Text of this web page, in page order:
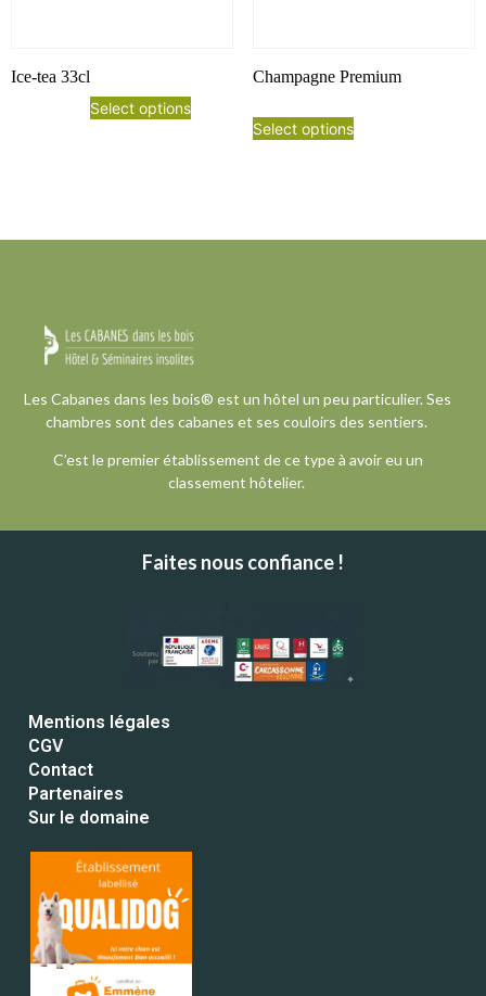
Ice-tea 33cl
Select options
Champagne Premium
Select options
Les Cabanes dans les bois® est un hôtel un peu particulier. Ses
chambres sont des cabanes et ses couloirs des sentiers.
C’est le premier établissement de ce type à avoir eu un
classement hôtelier.
Faites nous confiance !
Mentions légales
CGV
Contact
Partenaires
Sur le domaine